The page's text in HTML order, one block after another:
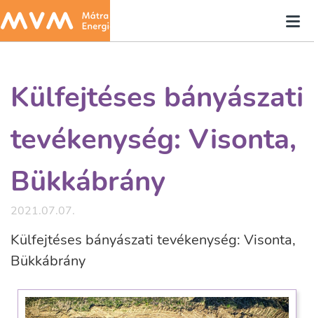
Külfejtéses bányászati
tevékenység: Visonta,
Bükkábrány
2021.07.07.
Külfejtéses bányászati tevékenység: Visonta,
Bükkábrány